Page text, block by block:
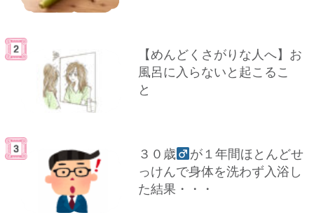
【めんどくさがりな人へ】お
風呂に入らないと起こるこ
と
３０歳
が１年間ほとんどせ
っけんで身体を洗わず入浴し
た結果・・・